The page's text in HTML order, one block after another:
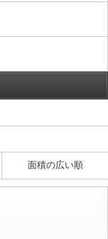
面積の広い順